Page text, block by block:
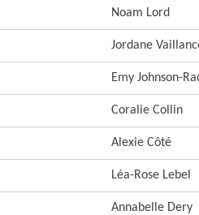
Noam Lord
Jordane
Emy Johnson-
Coralie Collin
Alexie Côté
Léa-Rose Lebel
Annabelle Dery